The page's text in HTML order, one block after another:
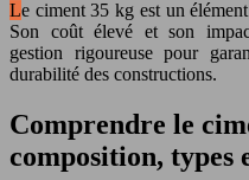
Le ciment 35 kg est un élément essentiel de la construction urbaine.
Son coût élevé et son
gestion rigoureuse pour
durabilité des constructions.
Comprendre le
composition, types